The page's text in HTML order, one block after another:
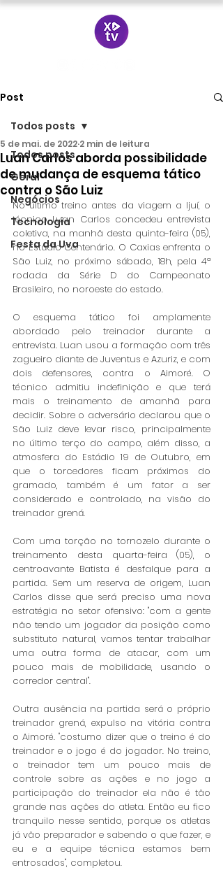
Post
Todos posts
Geral
Negócios
Tecnologia
Festa da Uva
Todos posts
Luan Carlos aborda possibilidade
de mudança de esquema tático
contra o São Luiz
5 de mai. de 2022 2 min de leitura
No último treino antes da viagem a Ijuí, o
técnico Luan Carlos concedeu entrevista
coletiva, na manhã desta quinta-feira (05),
no Estádio Centenário. O Caxias enfrenta o
São Luiz, no próximo sábado, 18h, pela 4ª
rodada da Série D do Campeonato
Brasileiro, no noroeste do estado.
O esquema tático foi amplamente
abordado pelo treinador durante a
entrevista. Luan usou a formação com três
zagueiro diante de Juventus e Azuriz, e com
dois defensores, contra o Aimoré. O
técnico admitiu indefinição e que terá
mais o treinamento de amanhã para
decidir. Sobre o adversário declarou que o
São Luiz deve levar risco, principalmente
no último terço do campo, além disso, a
atmosfera do Estádio 19 de Outubro, em
que o torcedores ficam próximos do
gramado, também é um fator a ser
considerado e controlado, na visão do
treinador grená.
Com uma torção no tornozelo durante o
treinamento desta quarta-feira (05), o
centroavante Batista é desfalque para a
partida. Sem um reserva de origem, Luan
Carlos disse que será preciso uma nova
estratégia no setor ofensivo: "com a gente
não tendo um jogador da posição como
substituto natural, vamos tentar trabalhar
uma outra forma de atacar, com um
pouco mais de mobilidade, usando o
corredor central".
Outra ausência na partida será o próprio
treinador grená, expulso na vitória contra
o Aimoré. "costumo dizer que o treino é do
treinador e o jogo é do jogador. No treino,
o treinador tem um pouco mais de
controle sobre as ações e no jogo a
participação do treinador ela não é tão
grande nas ações do atleta. Então eu fico
tranquilo nesse sentido, porque os atletas
já vão preparador e sabendo o que fazer, e
eu e a equipe técnica estamos bem
entrosados", completou.